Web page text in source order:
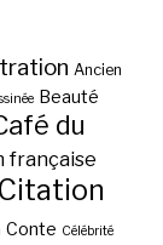
Ancien
Beauté
du
française
Citation
Conte Célébrité